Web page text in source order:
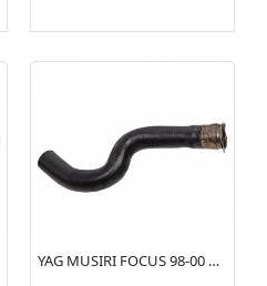
YAG MUSIRI FOCUS 98-00 1.6